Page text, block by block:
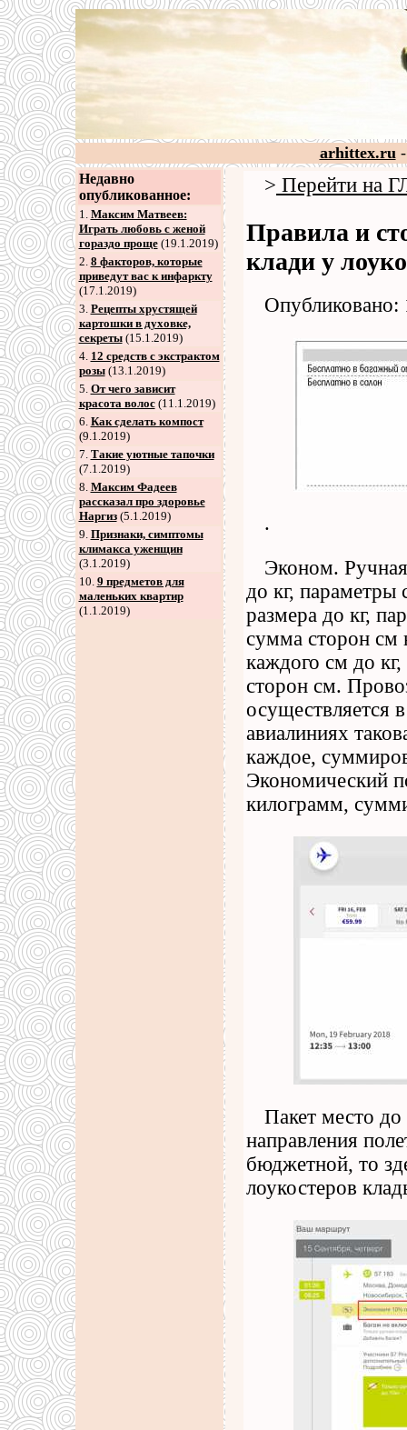
arhittex.ru-
Недавно
опубликованное:
1. Максим Матвеев:
Играть любовь с женой
гораздо проще(19.1.2019)
2. 8 факторов, которые
приведут вас к инфаркту
(17.1.2019)
3. Рецепты хрустящей
картошки в духовке,
секреты(15.1.2019)
4. 12 средств с экстрактом
розы(13.1.2019)
5. От чего зависит
красота волос(11.1.2019)
6. Как сделать компост
(9.1.2019)
7. Такие уютные тапочки
(7.1.2019)
8. Максим Фадеев
рассказал про здоровье
Наргиз(5.1.2019)
9. Признаки, симптомы
климакса уженщин
(3.1.2019)
10. 9 предметов для
маленьких квартир
(1.1.2019)
> Перейти на
Правила и
клади у
Опубликовано:
.
Эконом. Ручная
до кг, параметры
размера до кг,
сумма сторон см
каждого см до
сторон см.
осуществляется
авиалиниях
каждое,
Экономический
килограмм,
Пакет место
направления
бюджетной, то
лоукостеров